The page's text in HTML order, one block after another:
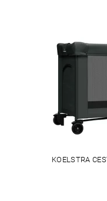
KOELSTRA